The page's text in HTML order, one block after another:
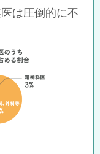
は圧倒的に不